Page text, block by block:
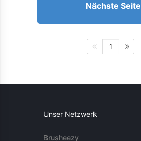
Nächste Seite
1
Unser Netzwerk
Brusheezy